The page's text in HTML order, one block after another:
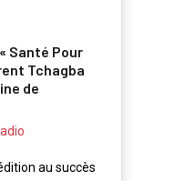
Santé Pour
Tchagba
de
au succès